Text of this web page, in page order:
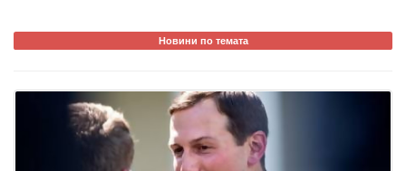
Новини по темата